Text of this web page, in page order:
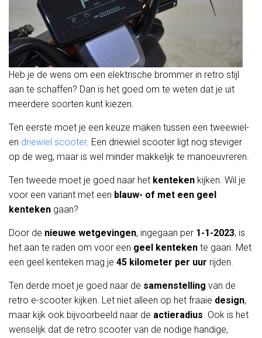
Heb je de wens om een elektrische brommer in retro stijl
aan te schaffen? Dan is het goed om te weten dat je uit
meerdere soorten kunt kiezen.
Ten eerste moet je een keuze maken tussen een tweewiel-
en driewiel scooter. Een driewiel scooter ligt nog steviger
op de weg, maar is wel minder makkelijk te manoeuvreren.
Ten tweede moet je goed naar het kenteken kijken. Wil je
voor een variant met een blauw- of met een geel
kenteken gaan?
Door de nieuwe wetgevingen, ingegaan per 1-1-2023, is
het aan te raden om voor een geel kenteken te gaan. Met
een geel kenteken mag je 45 kilometer per uur rijden.
Ten derde moet je goed naar de samenstelling van de
retro e-scooter kijken. Let niet alleen op het fraaie design,
maar kijk ook bijvoorbeeld naar de actieradius. Ook is het
wenselijk dat de retro scooter van de nodige handige,